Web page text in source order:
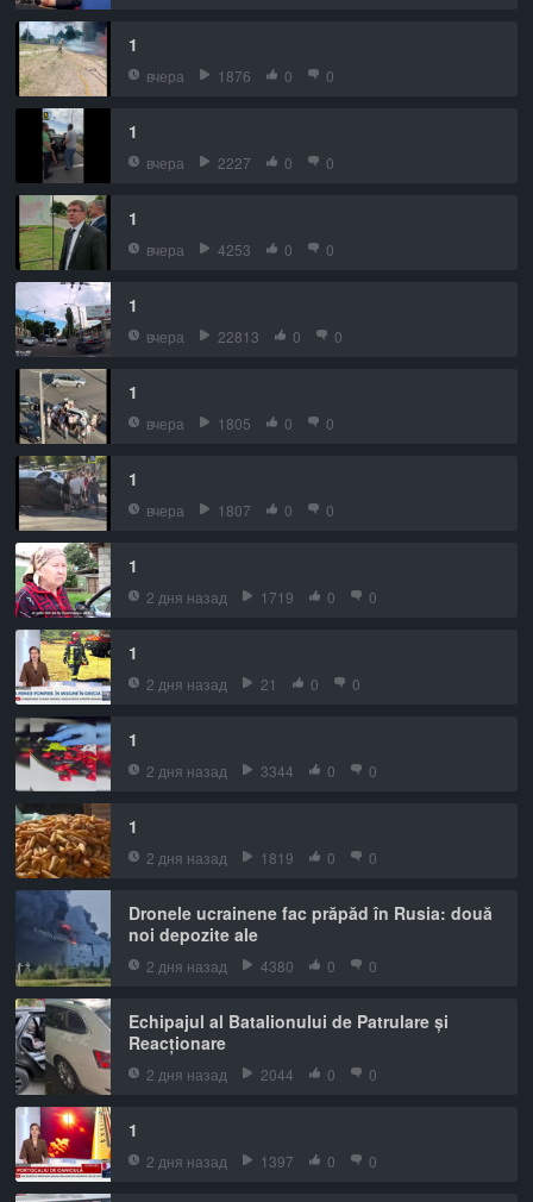
1
вчера 1876 0 0
1
вчера 2227 0 0
1
вчера 4253 0 0
1
вчера 22813 0 0
1
вчера 1805 0 0
1
вчера 1807 0 0
1
2 дня назад 1719 0 0
1
2 дня назад 21 0 0
1
2 дня назад 3344 0 0
1
2 дня назад 1819 0 0
Dronele ucrainene fac prăpăd în Rusia: două
noi depozite ale
2 дня назад 4380 0 0
Echipajul al Batalionului de Patrulare și
Reacționare
2 дня назад 2044 0 0
1
2 дня назад 1397 0 0